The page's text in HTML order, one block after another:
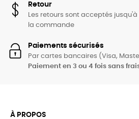
Retour
Les retours sont acceptés
la commande
Paiements sécurisés
Par cartes bancaires (Visa,
Paiement en 3 ou 4 fois sans
À PROPOS